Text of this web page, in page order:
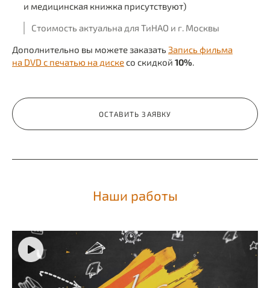
и медицинская книжка присутствуют)
Стоимость актуальна для ТиНАО и г. Москвы
Дополнительно вы можете заказать Запись фильма
на DVD с печатью на дискесо скидкой 10%.
ОСТАВИТЬ ЗАЯВКУ
Наши работы